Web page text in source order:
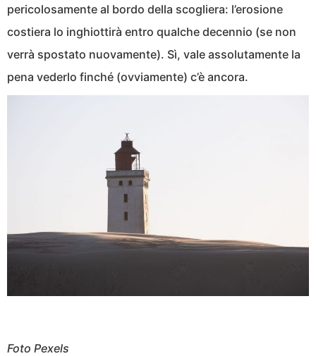
pericolosamente al bordo della scogliera: l’erosione
costiera lo inghiottirà entro qualche decennio (se non
verrà spostato nuovamente). Sì, vale assolutamente la
pena vederlo finché (ovviamente) c’è ancora.
Foto Pexels